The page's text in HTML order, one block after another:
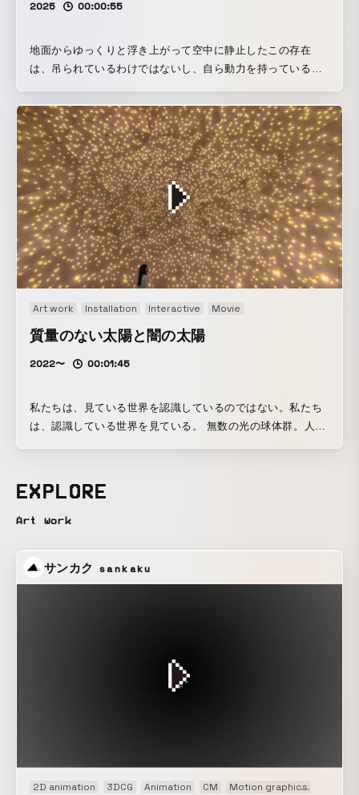
の泡も、同じように、脂質二重層の膜に包まれていて、この
彫刻を構成している泡は、構造的には細胞膜と同じである。
ただし、泡の二重層は細胞とは逆に、二重層の外側は疎水
性、二重層の層と層の間は親水性になっているため、袋の外
側も内側も空気である。つまり、細胞が水中の袋状の膜であ
るならば、泡は空気中の袋状の膜である。 この彫刻は、生物
の構成単位である細胞と同じ構造の物質と、環境が生んだエ
ネルギーの秩序によって創られている。 生命も、外部から食
物として物質とエネルギーを取り込み、物質を排出し、エネ
ルギーを外に散逸させながら、秩序構造をつくりあげてい
る。生命は、渦と同じように、外部環境が生む物質とエネル
ギーの流れの中にある存在であり、その存在の輪郭は曖昧な
のである。 生命の構造は、その流れがつくるエネルギーの秩
的な現象かもしれないのだ。 作品ページ：
https://www.teamlab.art/jp/ew/masslesssculpture-
の身体で探索し、発見し、捕まえ、観察し、知を集め、好奇
ト。 絶滅の森には、絶滅した動物が住んでいる。動物に近づ
いたり、触ったりすると、逃げたり、振り向いたりする。
歩いている動物を見て、そのカメラに映っている動物に「観
察の目」を放つと、現実の空間に飛ぶ。「観察の目」が動物
に当たると空間からその動物は消え、自分のスマートフォン
に入り、コレクションされる。 捕まえた動物を、カメラで見
えている場所にスワイプすると、リリースされ、その場所に
戻る。 また、好きな場所で「観察のあみ」を投げ込むと、足
元に「観察のあみ」が張られる。まわりの人々と協力しなが
ら、身体を使って、動物を「観察のあみ」に追い込むと、動
物は空間から消え、同じように図鑑にコレクションされる。
コレクション図鑑は、同じ動物でも、捕まえれば捕まえるほ
planets/planets/
2025 00:00:55
地面からゆっくりと浮き上がって空中に静止したこの存在
は、吊られているわけではないし、自ら動力を持っているわ
井でもない空中の中ほどに静止している。そして、時に浮上
し、時に沈下し、空中で静止する。 たまに大きく動き出し、
時に地面に落ちる。しかし、自らの状態を修復するかのよう
に、再びゆっくりと浮かび上がって空中に静止する。 特別な
環境を創り、その環境によって空間の中心部にエネルギーの
秩序を生む。そして、エネルギーの秩序によって存在を創
る。そのエネルギーの秩序による存在を「High-Order
Sculpture」と呼ぼう。それは、環境とは切り離せず、環境変
化とともに変化する。これまでの物体による存在の常識を超
越し、中空に存在を維持し、自らの状態を修復する。 開いた
系を前提とした彫刻である。 作品ページ：
https://www.teamlab.art/jp/ew/levitationvoid-
phenomena/phenomena/
Art work Installation Interactive Movie
質量のない太陽と闇の太陽
2022〜 00:01:45
私たちは、見ている世界を認識しているのではない。私たち
は、認識している世界を見ている。 無数の光の球体群。人々
れらの光と闇の球体群は存在しない。闇の球体群は、カメラ
にすら写らない。 光の球体表面にガラスなどの物体は何もな
宇宙では、光は凝固せず、光だけで球体状の塊になることは
られ、体験者自身の認識世界に出現し、存在する彫刻。 認識
上存在する時、それは存在である。 そして、球体はそれ自体
EXPLORE
Art work
サンカク sankaku
2D animation 3DCG Animation CM Motion graphics